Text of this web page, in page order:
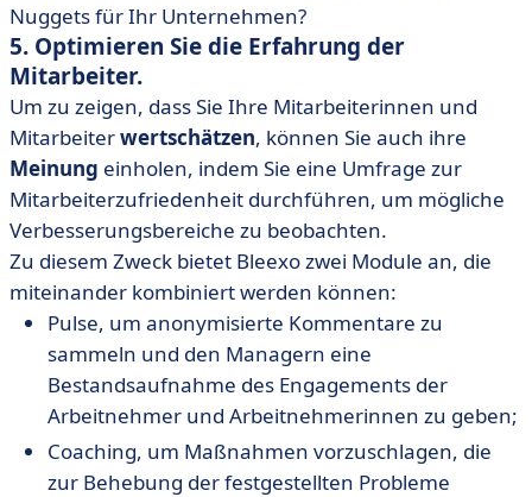
Nuggets für Ihr Unternehmen?
5. Optimieren Sie die Erfahrung der
Mitarbeiter.
Um zu zeigen, dass Sie Ihre Mitarbeiterinnen und
Mitarbeiterwertschätzen, können Sie auch ihre
Meinung einholen, indem Sie eine Umfrage zur
Mitarbeiterzufriedenheit durchführen, um mögliche
Verbesserungsbereiche zu beobachten.
Zu diesem Zweck bietet Bleexo zwei Module an, die
miteinander kombiniert werden können:
Pulse, um anonymisierte Kommentare zu
sammeln und den Managern eine
Bestandsaufnahme des Engagements der
Arbeitnehmer und Arbeitnehmerinnen zu geben;
Coaching, um Maßnahmen vorzuschlagen, die
zur Behebung der festgestellten Probleme